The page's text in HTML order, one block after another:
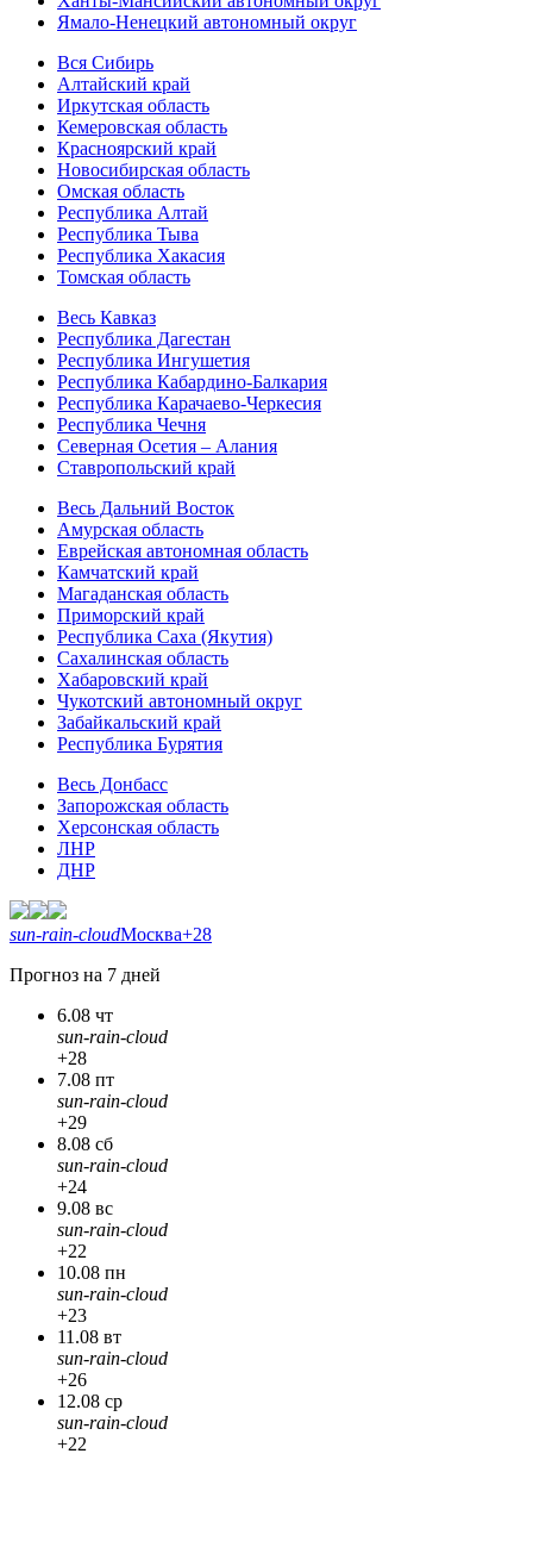
Ямало-Ненецкий автономный округ
Вся Сибирь
Алтайский край
Иркутская область
Кемеровская область
Красноярский край
Новосибирская область
Омская область
Республика Алтай
Республика Тыва
Республика Хакасия
Томская область
Весь Кавказ
Республика Дагестан
Республика Ингушетия
Республика Кабардино-Балкария
Республика Карачаево-Черкесия
Республика Чечня
Северная Осетия – Алания
Ставропольский край
Весь Дальний Восток
Амурская область
Еврейская автономная область
Камчатский край
Магаданская область
Приморский край
Республика Саха (Якутия)
Сахалинская область
Хабаровский край
Чукотский автономный округ
Забайкальский край
Республика Бурятия
Весь Донбасс
Запорожская область
Херсонская область
ЛНР
ДНР
sun-rain-cloudМосква+28
Прогноз на 7 дней
6.08 чт
sun-rain-cloud
+28
7.08 пт
sun-rain-cloud
+29
8.08 сб
sun-rain-cloud
+24
9.08 вс
sun-rain-cloud
+22
10.08 пн
sun-rain-cloud
+23
11.08 вт
sun-rain-cloud
+26
12.08 ср
sun-rain-cloud
+22